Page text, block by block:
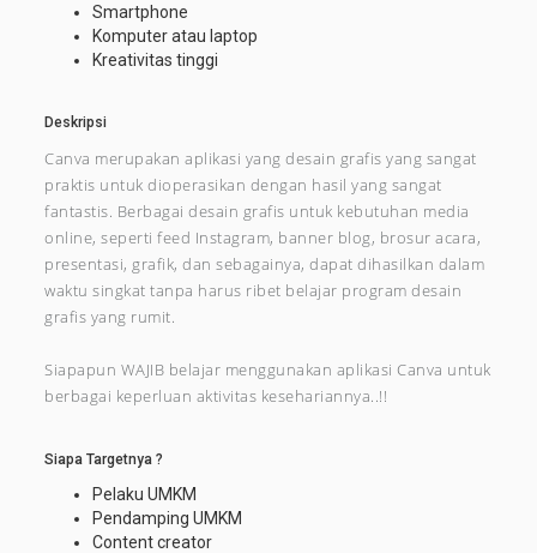
Smartphone
Komputer atau laptop
Kreativitas tinggi
Deskripsi
Canva merupakan aplikasi yang desain grafis yang sangat
praktis untuk dioperasikan dengan hasil yang sangat
fantastis. Berbagai desain grafis untuk kebutuhan media
online, seperti feed Instagram, banner blog, brosur acara,
presentasi, grafik, dan sebagainya, dapat dihasilkan dalam
waktu singkat tanpa harus ribet belajar program desain
grafis yang rumit.
Siapapun WAJIB belajar menggunakan aplikasi Canva untuk
berbagai keperluan aktivitas kesehariannya..!!
Siapa Targetnya ?
Pelaku UMKM
Pendamping UMKM
Content creator